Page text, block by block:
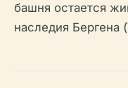
башня остается
наследия Бергена